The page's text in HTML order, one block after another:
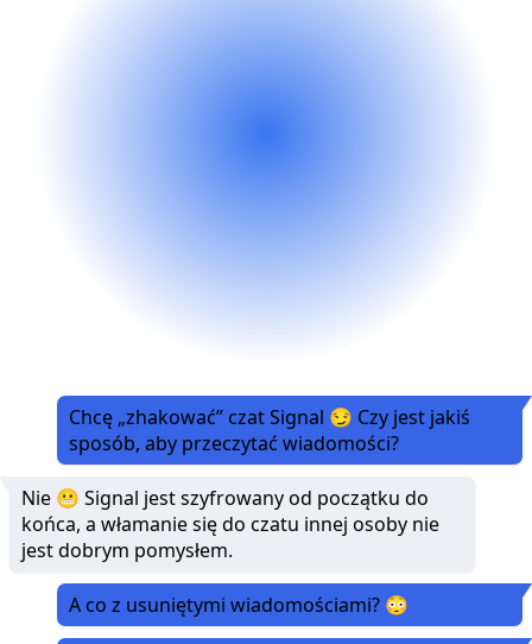
Chcę „zhakować” czat Signal 😏 Czy jest jakiś
sposób, aby przeczytać wiadomości?
Nie 😬 Signal jest szyfrowany od początku do
końca, a włamanie się do czatu innej osoby nie
jest dobrym pomysłem.
A co z usuniętymi wiadomościami? 😳